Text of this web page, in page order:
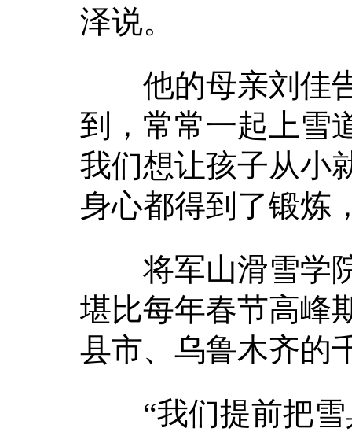
泽说。
他的母亲刘佳告
到，常常一起上雪
我们想让孩子从小
身心都得到了锻炼
将军山滑雪学院
堪比每年春节高峰
县市、乌鲁木齐的
“我们提前把雪